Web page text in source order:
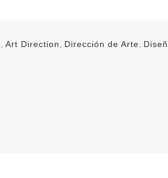
, Art Direction, Dirección de Arte,